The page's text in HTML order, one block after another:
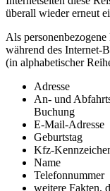
überall wieder erneut
Als
während des Internet-
(in alphabetischer
Adresse
An- und
Buchung
E-Mail-Adresse
Geburtstag
Kfz-
Name
Telefonnummer
weitere Fakten,